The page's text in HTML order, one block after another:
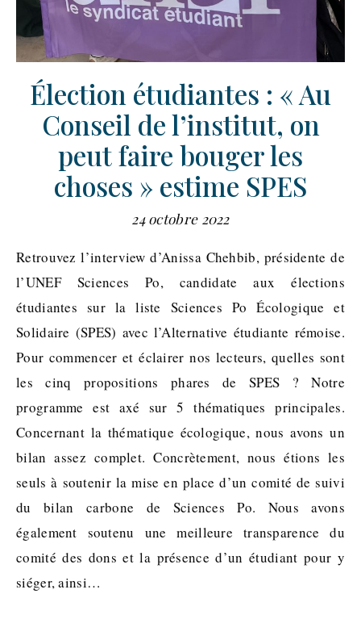
Élection étudiantes : « Au
Conseil de l’institut, on
peut faire bouger les
choses » estime SPES
24 octobre 2022
Retrouvez l’interview d’Anissa Chehbib, présidente de
l’UNEF Sciences Po, candidate aux élections
étudiantes sur la liste Sciences Po Écologique et
Solidaire (SPES) avec l’Alternative étudiante rémoise.
Pour commencer et éclairer nos lecteurs, quelles sont
les cinq propositions phares de SPES ? Notre
programme est axé sur 5 thématiques principales.
Concernant la thématique écologique, nous avons un
bilan assez complet. Concrètement, nous étions les
seuls à soutenir la mise en place d’un comité de suivi
du bilan carbone de Sciences Po. Nous avons
également soutenu une meilleure transparence du
comité des dons et la présence d’un étudiant pour y
siéger, ainsi…